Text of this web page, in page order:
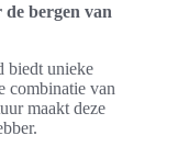
bergen van
biedt unieke
combinatie van
maakt deze